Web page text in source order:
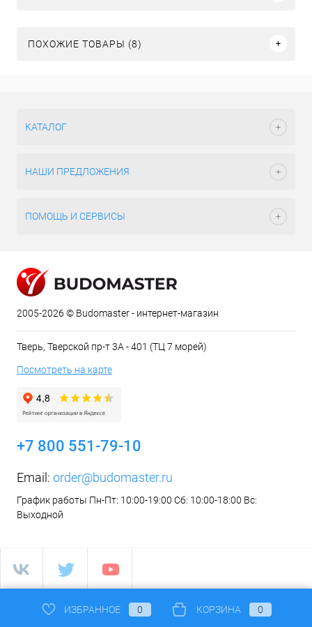
ПОХОЖИЕ ТОВАРЫ (8)
КАТАЛОГ
НАШИ ПРЕДЛОЖЕНИЯ
ПОМОЩЬ И СЕРВИСЫ
2005-2026 © Budomaster - интернет-магазин
Тверь, Тверской пр-т 3А - 401 (ТЦ 7 морей)
Посмотреть на карте
+7 800 551-79-10
Email: order@budomaster.ru
График работы Пн-Пт: 10:00-19:00 Сб: 10:00-18:00 Вс:
Выходной
ИЗБРАННОЕ 0 КОРЗИНА 0